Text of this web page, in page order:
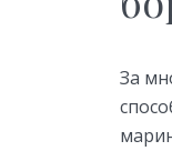
За